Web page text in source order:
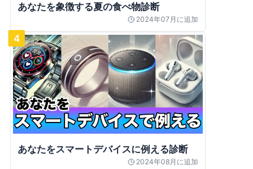
あなたを象徴する夏の食べ物診断
2024年07月 に追加
4
あなたをスマートデバイスに例える診断
2024年08月 に追加